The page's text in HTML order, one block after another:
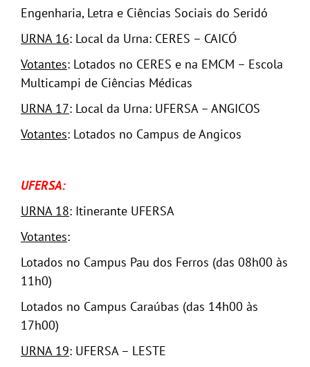
Engenharia, Letra e Ciências Sociais do Seridó
URNA 16: Local da Urna: CERES – CAICÓ
Votantes: Lotados no CERES e na EMCM – Escola
Multicampi de Ciências Médicas
URNA 17: Local da Urna: UFERSA – ANGICOS
Votantes: Lotados no Campus de Angicos
UFERSA:
URNA 18: Itinerante UFERSA
Votantes:
Lotados no Campus Pau dos Ferros (das 08h00 às
11h0)
Lotados no Campus Caraúbas (das 14h00 às
17h00)
URNA 19: UFERSA – LESTE